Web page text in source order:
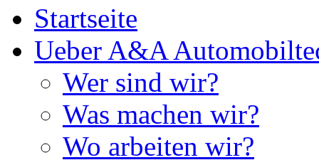
Startseite
Ueber A&A
Wer sind wir?
Was machen wir?
Wo arbeiten wir?